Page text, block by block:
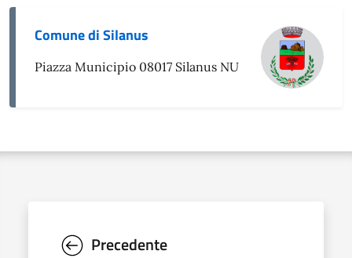
Comune di Silanus
Piazza Municipio 08017 Silanus NU
Precedente